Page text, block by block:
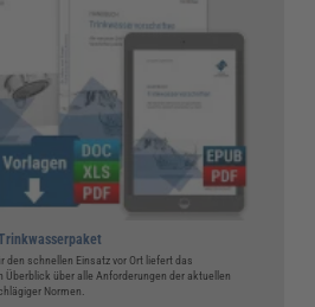
schnellen Einsatz vor Ort liefert das
über alle Anforderungen der aktuellen
Normen.